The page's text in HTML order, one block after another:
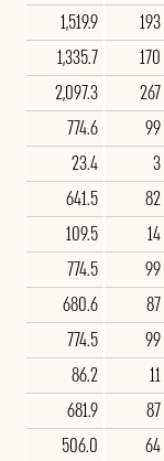
193
1,519.9
170
1,335.7
267
2,097.3
99
774.6
3
23.4
82
641.5
14
109.5
99
774.5
87
680.6
99
774.5
11
86.2
87
681.9
64
506.0